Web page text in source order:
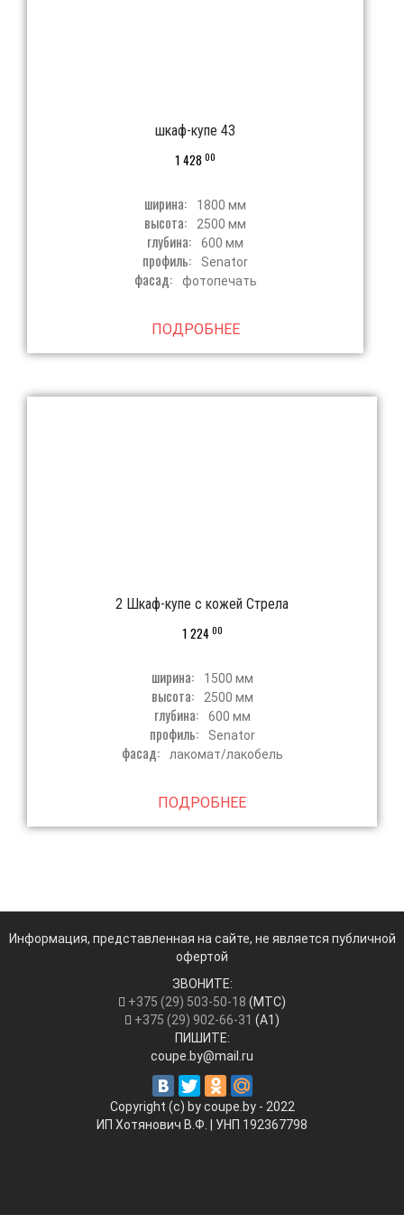
шкаф-купе 43
1 42800
ширина: 1800 мм
высота: 2500 мм
глубина: 600 мм
профиль: Senator
фасад: фотопечать
ПОДРОБНЕЕ
2 Шкаф-купе с кожей Стрела
1 224 00
ширина: 1500 мм
высота: 2500 мм
глубина: 600 мм
профиль: Senator
фасад: лакомат/лакобель
ПОДРОБНЕЕ
Информация, представленная на сайте, не является публичной
офертой
ЗВОНИТЕ:
+375 (29) 503-50-18 (МТС)
+375 (29) 902-66-31 (А1)
ПИШИТЕ:
coupe.by@mail.ru
Copyright (c) by coupe.by - 2022
ИП Хотянович В.Ф. | УНП ‎192367798